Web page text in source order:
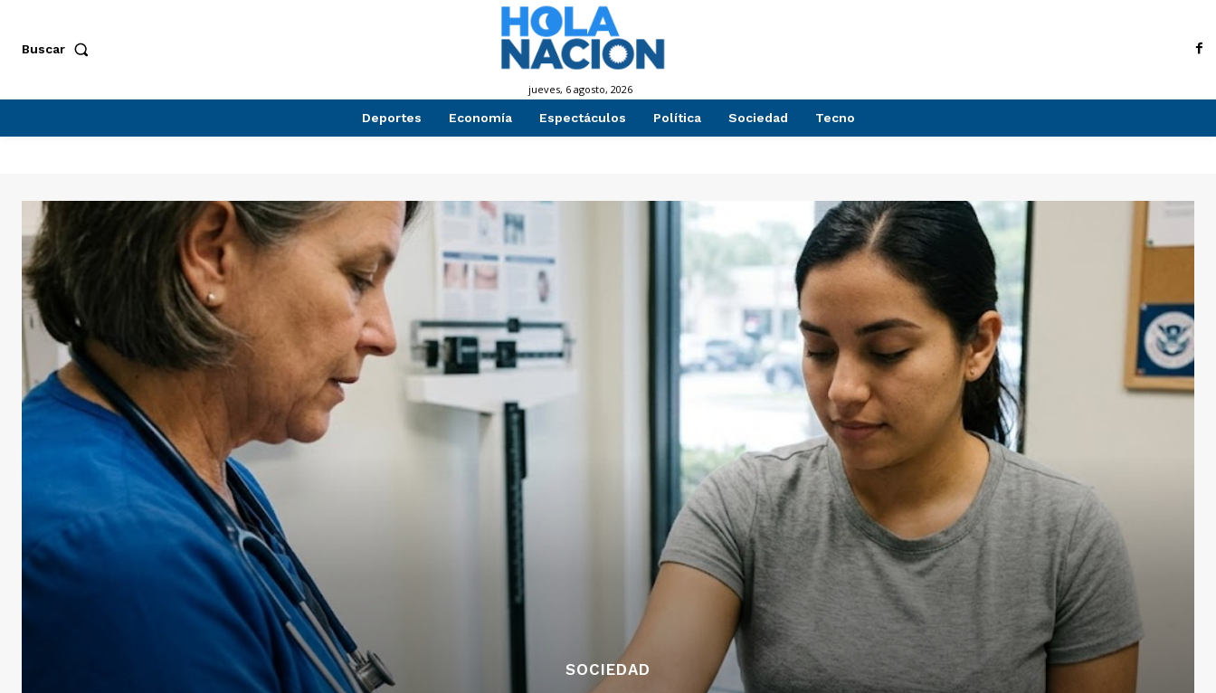
Buscar
jueves, 6 agosto, 2026
Deportes Economía Espectáculos Política Sociedad Tecno
SOCIEDAD